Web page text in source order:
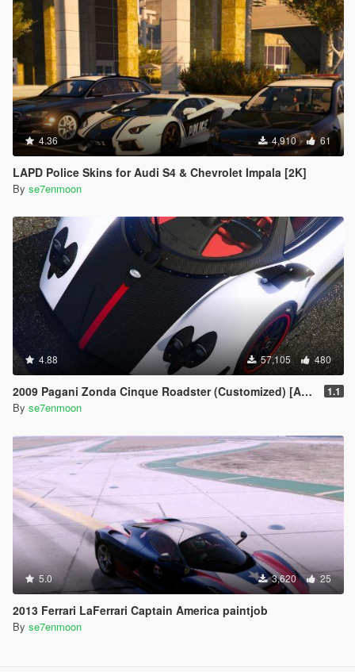
4.36 4,910 61
LAPD Police Skins for Audi S4 & Chevrolet Impala [2K]
By se7enmoon
4.88 57,105 480
2009 Pagani Zonda Cinque Roadster (Customized) [Add-On | Wipers] 1.1
By se7enmoon
5.0 3,620 25
2013 Ferrari LaFerrari Captain America paintjob
By se7enmoon